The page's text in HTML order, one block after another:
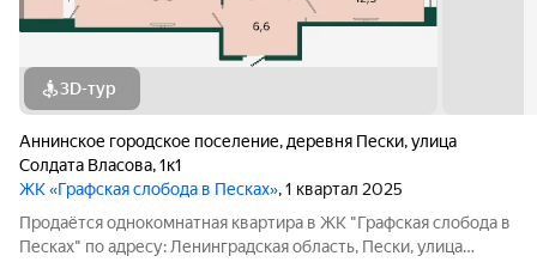
3D-тур
Аннинское городское поселение, деревня Пески,улица
Солдата Власова,1к1
ЖК «Графская слобода в Песках», 1 квартал 2025
Продаётся однокомнатная квартира в ЖК "Графская слобода в
Песках" по адресу: Ленинградская область, Пески, улица